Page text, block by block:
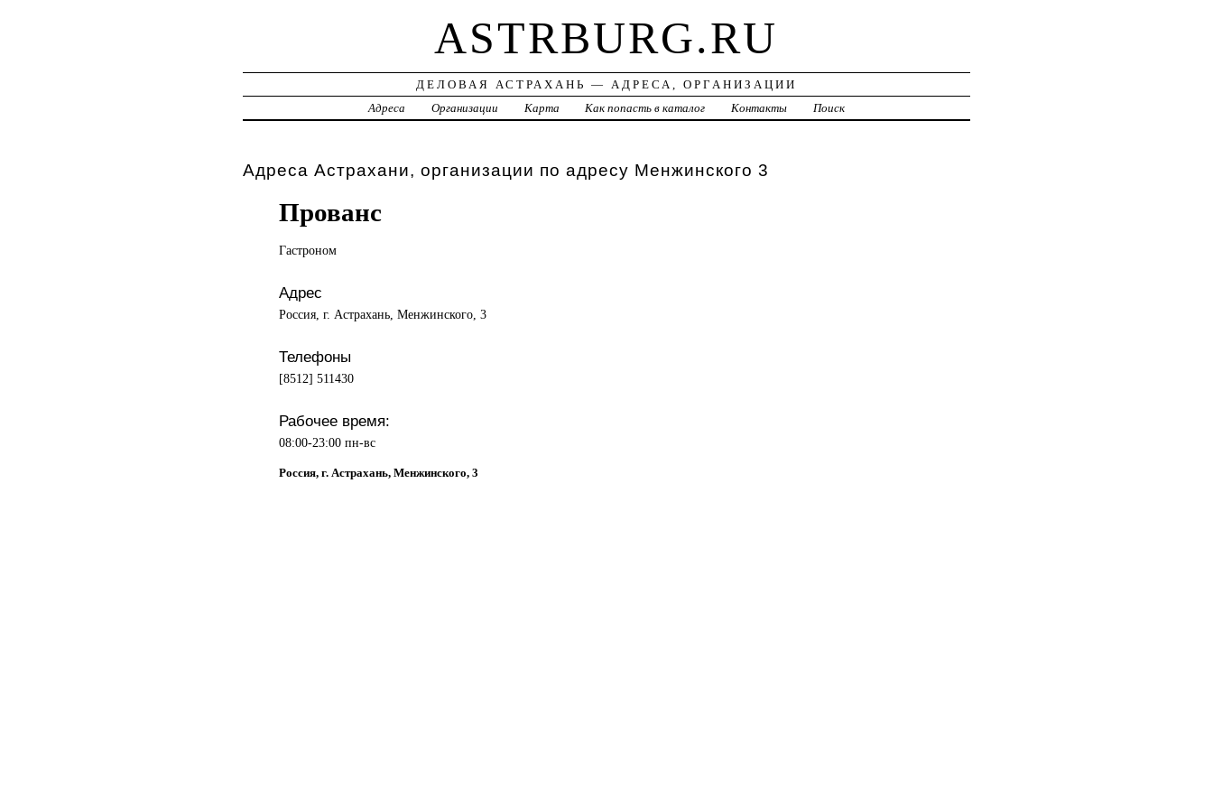
ASTRBURG.RU
ДЕЛОВАЯ АСТРАХАНЬ — АДРЕСА, ОРГАНИЗАЦИИ
Адреса
Организации Карта Как попасть в каталог Контакты Поиск
Адреса Астрахани, организации по адресу Менжинского 3
Прованс
Гастроном
Адрес
Россия, г. Астрахань, Менжинского, 3
Телефоны
[8512] 511430
Рабочее время:
08:00-23:00 пн-вс
Россия, г. Астрахань, Менжинского, 3